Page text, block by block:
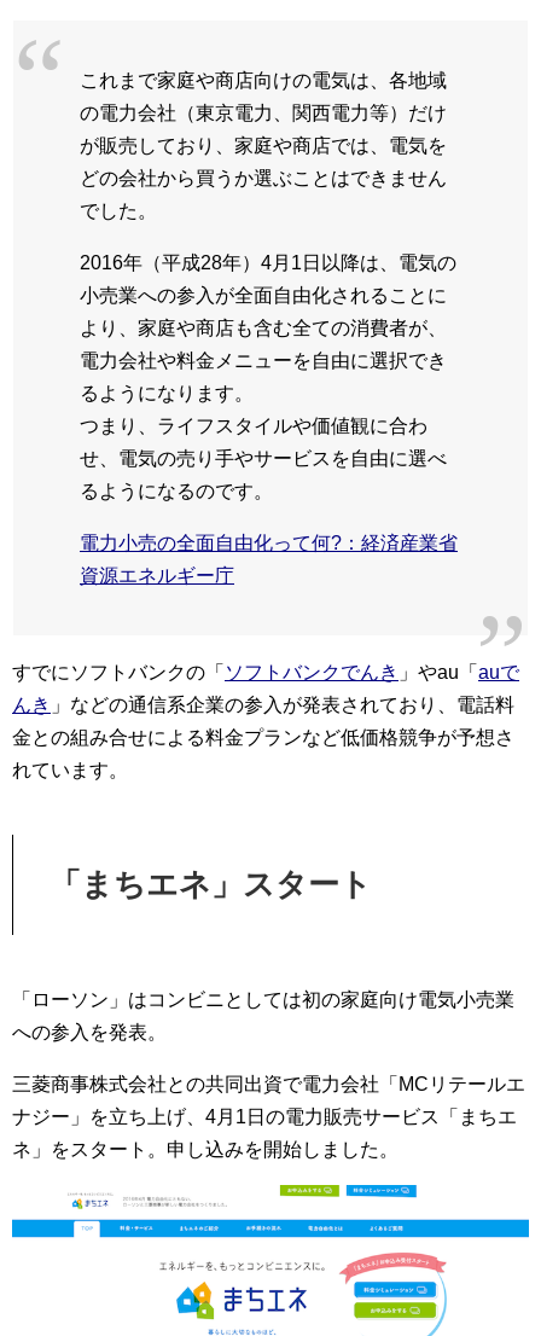
これまで家庭や商店向けの電気は、各地域
の電力会社（東京電力、関西電力等）だけ
が販売しており、家庭や商店では、電気を
どの会社から買うか選ぶことはできません
でした。
2016年（平成28年）4月1日以降は、電気の
小売業への参入が全面自由化されることに
より、家庭や商店も含む全ての消費者が、
電力会社や料金メニューを自由に選択でき
るようになります。
つまり、ライフスタイルや価値観に合わ
せ、電気の売り手やサービスを自由に選べ
るようになるのです。
電力小売の全面自由化って何?：経済産業省
資源エネルギー庁
すでにソフトバンクの「 ソフトバンクでんき 」やau「 auで
んき 」などの通信系企業の参入が発表されており、電話料
金との組み合せによる料金プランなど低価格競争が予想さ
れています。
「まちエネ」スタート
「ローソン」はコンビニとしては初の家庭向け電気小売業
への参入を発表。
三菱商事株式会社との共同出資で電力会社「MCリテールエ
ナジー」を立ち上げ、4月1日の電力販売サービス「まちエ
ネ」をスタート。申し込みを開始しました。